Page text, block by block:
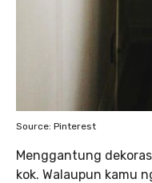
Source: Pinterest
Menggantung
kok. Walaupun kamu